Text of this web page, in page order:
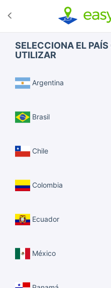
SELECCIONA EL PAÍS
UTILIZAR
Argentina
Brasil
Chile
Colombia
Ecuador
México